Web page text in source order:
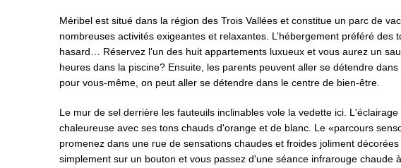
Méribel est situé dans la région des Trois Vallées et constitue un parc de
nombreuses activités exigeantes et relaxantes. L’hébergement préféré
hasard… Réservez l'un des huit appartements luxueux et vous aurez un
heures dans la piscine? Ensuite, les parents peuvent aller se détendre
pour vous-même, on peut aller se détendre dans le centre de bien-être.
Le mur de sel derrière les fauteuils inclinables vole la vedette ici.
chaleureuse avec ses tons chauds d'orange et de blanc. Le «parcours
promenez dans une rue de sensations chaudes et froides joliment
simplement sur un bouton et vous passez d'une séance infrarouge